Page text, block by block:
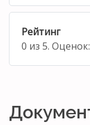
Рейтинг
0 из 5. Оценок: